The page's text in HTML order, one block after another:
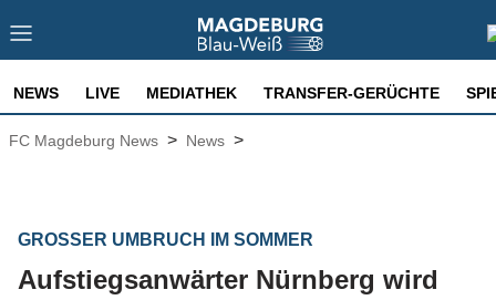
NEWS LIVE MEDIATHEK TRANSFER-GERÜCHTE
FC Magdeburg News > News >
GROSSER UMBRUCH IM SOMMER
Aufstiegsanwärter Nürnberg wird